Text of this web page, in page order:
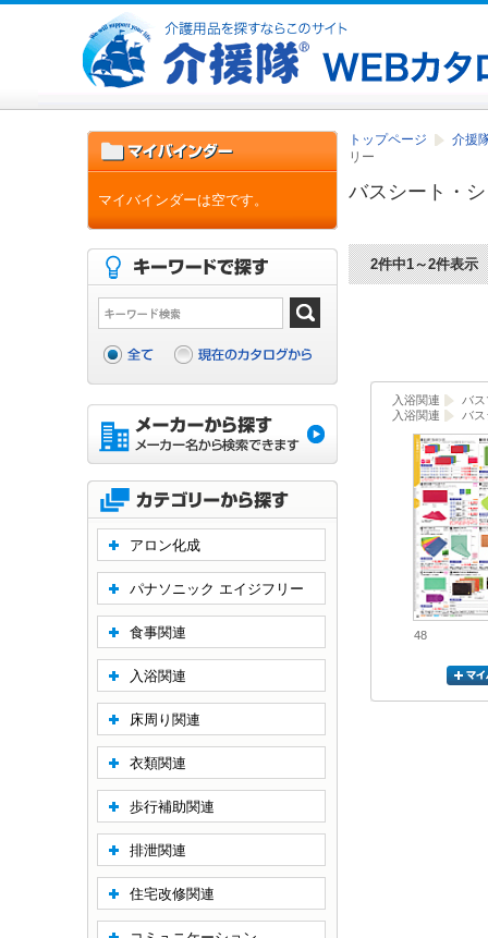
トップページ
介援
リー
バスシート・
2件中1～2件表示
入浴関連
バ
入浴関連
バ
48
マイバインダーは空です。
アロン化成
パナソニック エイジフリー
食事関連
入浴関連
床周り関連
衣類関連
歩行補助関連
排泄関連
住宅改修関連